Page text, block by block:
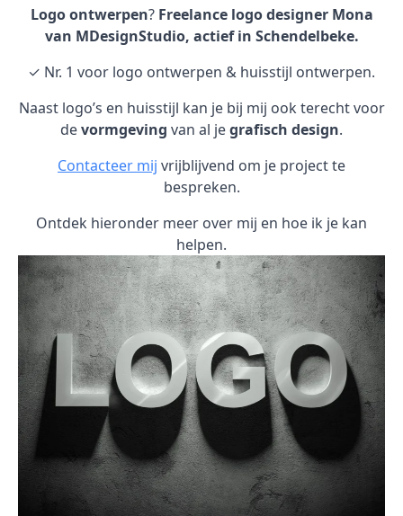
Logo ontwerpen? Freelance logo designer Mona
van MDesignStudio, actief in Schendelbeke.
✓ Nr. 1 voor logo ontwerpen & huisstijl ontwerpen.
Naast logo’s en huisstijl kan je bij mij ook terecht voor
devormgeving van al jegrafisch design.
Contacteer mij vrijblijvend om je project te
bespreken.
Ontdek hieronder meer over mij en hoe ik je kan
helpen.